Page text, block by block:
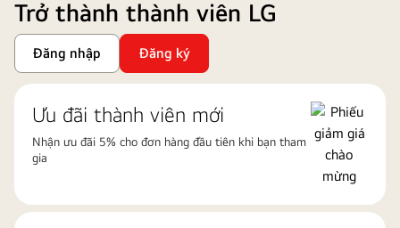
Trở thành thành viên LG
Đăng nhập Đăng ký
Ưu đãi thành viên mới
Nhận ưu đãi 5% cho đơn hàng đầu tiên khi bạn tham
gia